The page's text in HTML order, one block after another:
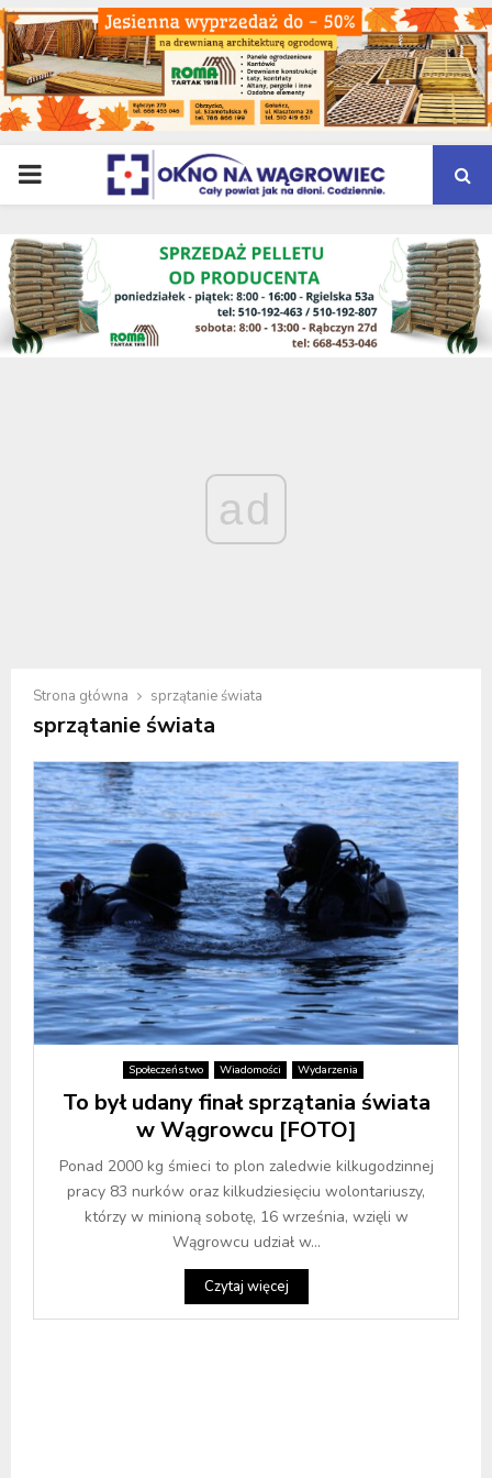
PRIMARY
MENU
ad
Strona główna sprzątanie świata
sprzątanie świata
Społeczeństwo Wiadomości Wydarzenia
To był udany finał sprzątania świata
w Wągrowcu [FOTO]
Ponad 2000 kg śmieci to plon zaledwie kilkugodzinnej
pracy 83 nurków oraz kilkudziesięciu wolontariuszy,
którzy w minioną sobotę, 16 września, wzięli w
Wągrowcu udział w...
Czytaj więcej